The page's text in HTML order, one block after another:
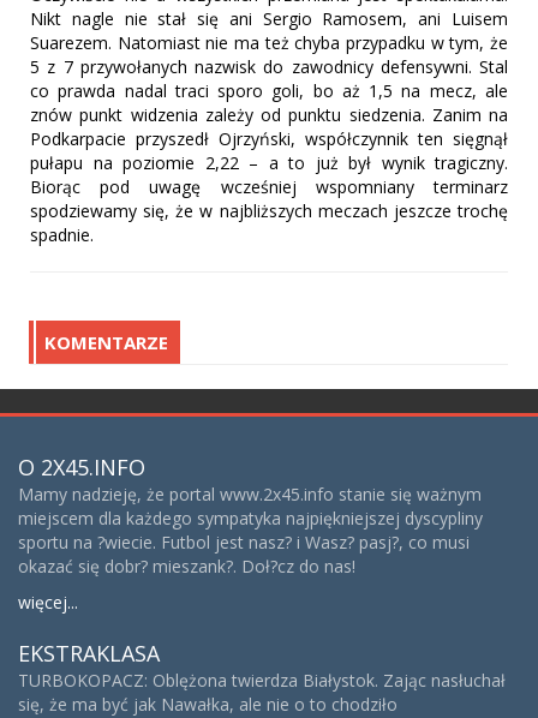
Nikt nagle nie stał się ani Sergio Ramosem, ani Luisem
Suarezem. Natomiast nie ma też chyba przypadku w tym, że
5 z 7 przywołanych nazwisk do zawodnicy defensywni. Stal
co prawda nadal traci sporo goli, bo aż 1,5 na mecz, ale
znów punkt widzenia zależy od punktu siedzenia. Zanim na
Podkarpacie przyszedł Ojrzyński, współczynnik ten sięgnął
pułapu na poziomie 2,22 – a to już był wynik tragiczny.
Biorąc pod uwagę wcześniej wspomniany terminarz
spodziewamy się, że w najbliższych meczach jeszcze trochę
spadnie.
KOMENTARZE
O 2X45.INFO
Mamy nadzieję, że portal www.2x45.info stanie się ważnym
miejscem dla każdego sympatyka najpiękniejszej dyscypliny
sportu na ?wiecie. Futbol jest nasz? i Wasz? pasj?, co musi
okazać się dobr? mieszank?. Doł?cz do nas!
więcej...
EKSTRAKLASA
TURBOKOPACZ: Oblężona twierdza Białystok. Zając nasłuchał
się, że ma być jak Nawałka, ale nie o to chodziło